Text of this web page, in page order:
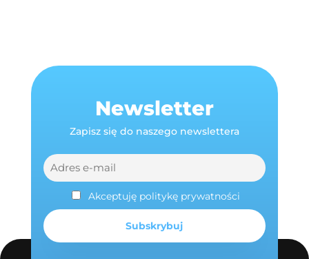
Newsletter
Zapisz się do naszego newslettera
Akceptuję politykę prywatności